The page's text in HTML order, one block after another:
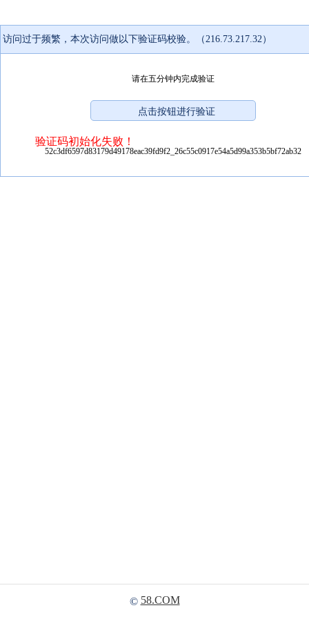
访问过于频繁，本次访问做以下验证码校验。（216.73.217.32）
请在五分钟内完成验证
验证码初始化失败！
52c3df6597d83179d49178eac39fd9f2_26c55c0917e54a5d99a353b5bf72ab32
© 58.COM